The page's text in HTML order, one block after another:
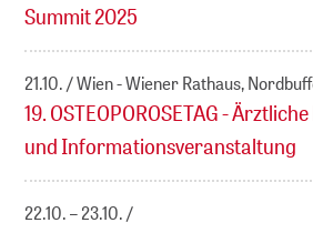
Summit 2025
21.10. Wien - Wiener Rathaus,
19. OSTEOPOROSETAG -
und Informationsveranstaltung
22.10. – 23.10.